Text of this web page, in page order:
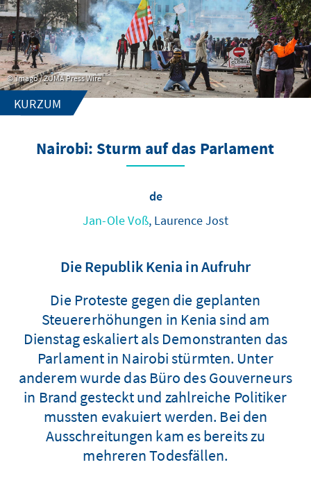
Imago / ZUMA Press Wire
KURZUM
Nairobi: Sturm auf das Parlament
de
Jan-Ole Voß, Laurence Jost
Die Republik Kenia in Aufruhr
Die Proteste gegen die geplanten
Steuererhöhungen in Kenia sind am
Dienstag eskaliert als Demonstranten das
Parlament in Nairobi stürmten. Unter
anderem wurde das Büro des Gouverneurs
in Brand gesteckt und zahlreiche Politiker
mussten evakuiert werden. Bei den
Ausschreitungen kam es bereits zu
mehreren Todesfällen.